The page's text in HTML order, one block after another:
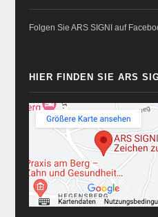
Folgen Sie ARS SIGNI auf
HIER FINDEN SIE ARS